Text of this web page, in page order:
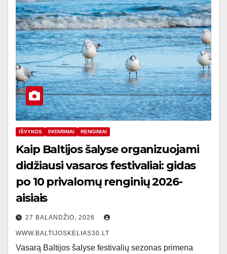
IŠVYKOS PATARIMAI RENGINIAI
Kaip Baltijos šalyse organizuojami
didžiausi vasaros festivaliai: gidas
po 10 privalomų renginių 2026-
aisiais
27 BALANDŽIO, 2026
WWW.BALTIJOSKELIAS30.LT
Vasarą Baltijos šalyse festivalių sezonas primena